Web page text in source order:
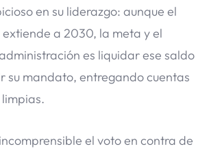
en su liderazgo: aunque el
a 2030, la meta y el
es liquidar ese saldo
su mandato, entregando cuentas
el voto en contra de